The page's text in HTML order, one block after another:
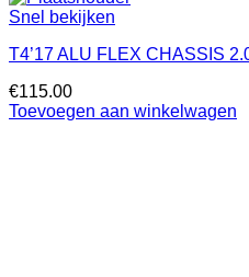
Snel bekijken
T4’17 ALU FLEX CHASSIS
€115.00
Toevoegen aan winkelwagen